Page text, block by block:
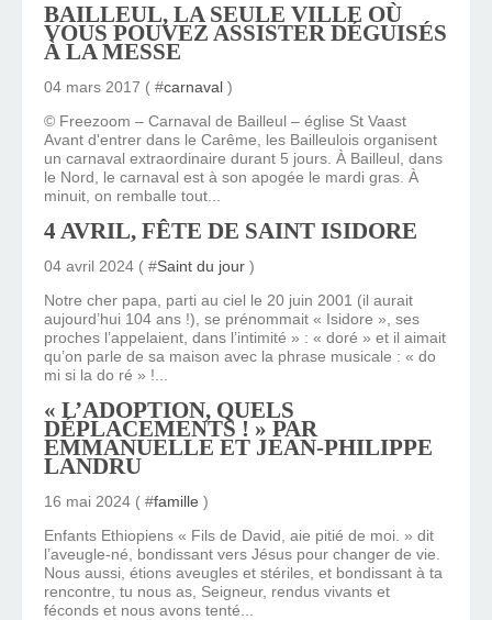
BAILLEUL, LA SEULE VILLE OÙ
VOUS POUVEZ ASSISTER DÉGUISÉS
À LA MESSE
04 mars 2017 ( #carnaval )
© Freezoom – Carnaval de Bailleul – église St Vaast
Avant d'entrer dans le Carême, les Bailleulois organisent
un carnaval extraordinaire durant 5 jours. À Bailleul, dans
le Nord, le carnaval est à son apogée le mardi gras. À
minuit, on remballe tout...
4 AVRIL, FÊTE DE SAINT ISIDORE
04 avril 2024 ( #Saint du jour )
Notre cher papa, parti au ciel le 20 juin 2001 (il aurait
aujourd’hui 104 ans !), se prénommait « Isidore », ses
proches l’appelaient, dans l’intimité » : « doré » et il aimait
qu’on parle de sa maison avec la phrase musicale : « do
mi si la do ré » !...
« L’ADOPTION, QUELS
DÉPLACEMENTS ! » PAR
EMMANUELLE ET JEAN-PHILIPPE
LANDRU
16 mai 2024 ( #famille )
Enfants Ethiopiens « Fils de David, aie pitié de moi. » dit
l’aveugle-né, bondissant vers Jésus pour changer de vie.
Nous aussi, étions aveugles et stériles, et bondissant à ta
rencontre, tu nous as, Seigneur, rendus vivants et
féconds et nous avons tenté...